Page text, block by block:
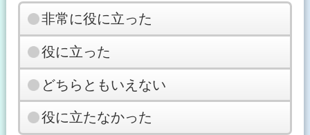
非常に役に立った
役に立った
どちらともいえない
役に立たなかった